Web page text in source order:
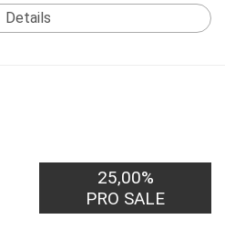
Details
25,00%
PRO SALE